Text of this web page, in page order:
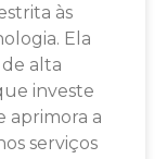
às
Ela
alta
investe
aprimora a
serviços